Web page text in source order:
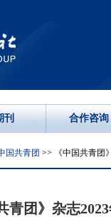
刊 合作咨询
国共青团 >> 《中国共青团
青团》杂志